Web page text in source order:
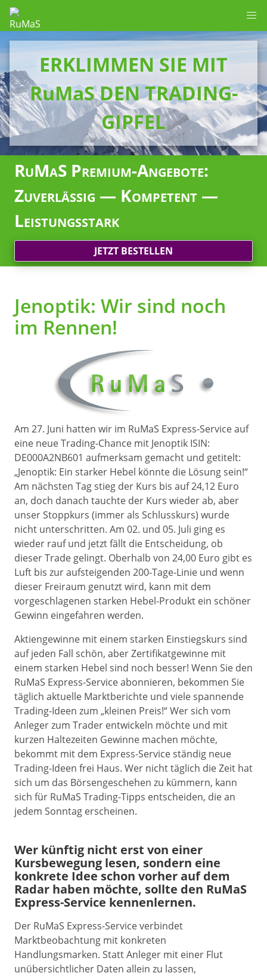
ERKLIMMEN SIE MIT
RuMaS DEN TRADING-
GIPFEL
RuMaS Premium-Angebote:
Zuverlässig — Kompetent —
Leistungsstark
JETZT BESTELLEN
Jenoptik: Wir sind noch
im Rennen!
Am 27. Juni hatten wir im RuMaS Express-Service auf
eine neue Trading-Chance mit Jenoptik ISIN:
DE000A2NB601 aufmerksam gemacht und getitelt:
„Jenoptik: Ein starker Hebel könnte die Lösung sein!“
Am nächsten Tag stieg der Kurs bis auf 24,12 Euro
an, doch danach tauchte der Kurs wieder ab, aber
unser Stoppkurs (immer als Schlusskurs) wurde
nicht unterschritten. Am 02. und 05. Juli ging es
wieder rauf und jetzt fällt die Entscheidung, ob
dieser Trade gelingt. Oberhalb von 24,00 Euro gibt es
Luft bis zur aufsteigenden 200-Tage-Linie und wenn
dieser Freiraum genutzt wird, kann mit dem
vorgeschlagenen starken Hebel-Produkt ein schöner
Gewinn eingefahren werden.
Aktiengewinne mit einem starken Einstiegskurs sind
auf jeden Fall schön, aber Zertifikatgewinne mit
einem starken Hebel sind noch besser! Wenn Sie den
RuMaS Express-Service abonnieren, bekommen Sie
täglich aktuelle Marktberichte und viele spannende
Trading-Ideen zum „kleinen Preis!“ Wer sich vom
Anleger zum Trader entwickeln möchte und mit
kurzen Haltezeiten Gewinne machen möchte,
bekommt mit dem Express-Service ständig neue
Trading-Ideen frei Haus. Wer nicht täglich die Zeit hat
sich um das Börsengeschehen zu kümmern, kann
sich für RuMaS Trading-Tipps entscheiden, die an
jedem Sonntag erscheinen.
Wer künftig nicht erst von einer
Kursbewegung lesen, sondern eine
konkrete Idee schon vorher auf dem
Radar haben möchte, sollte den RuMaS
Express-Service kennenlernen.
Der RuMaS Express-Service verbindet
Marktbeobachtung mit konkreten
Handlungsmarken. Statt Anleger mit einer Flut
unübersichtlicher Daten allein zu lassen,